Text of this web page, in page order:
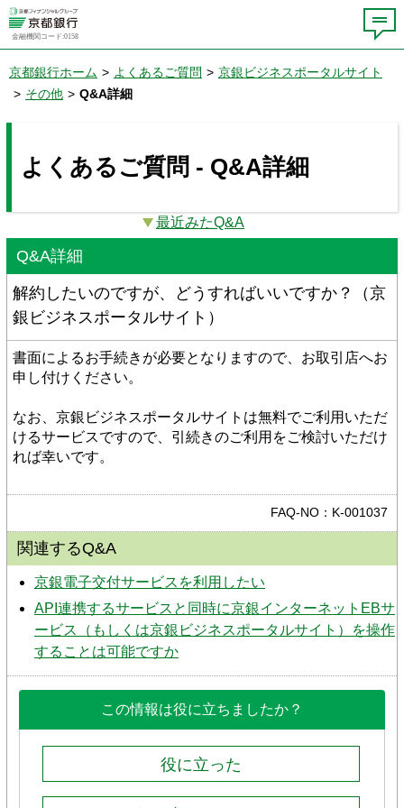
金融機関コード:0158
京都銀行ホーム > よくあるご質問 > 京銀ビジネスポータルサイト
> その他 > Q&A詳細
よくあるご質問 - Q&A詳細
最近みたQ&A
Q&A詳細
解約したいのですが、どうすればいいですか？（京
銀ビジネスポータルサイト）
書面によるお手続きが必要となりますので、お取引店へお
申し付けください。
なお、京銀ビジネスポータルサイトは無料でご利用いただ
けるサービスですので、引続きのご利用をご検討いただけ
れば幸いです。
FAQ-NO：K-001037
関連するQ&A
京銀電子交付サービスを利用したい
API連携するサービスと同時に京銀インターネットEBサ
ービス（もしくは京銀ビジネスポータルサイト）を操作
することは可能ですか
この情報は役に立ちましたか？
役に立った